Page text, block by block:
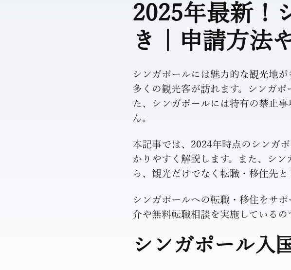
2025年最新！
き｜申請方法
シンガポールには魅力的な観光地
多くの観光客が訪れます。シンガ
た、シンガポールには特有の禁止
ん。
本記事では、2024年時点のシンガ
かりやすく解説します。また、シ
ら、観光だけでなく転職・移住先と
シンガポールへの転職・移住をサポ
介や無料転職相談を実施している
シンガポール入